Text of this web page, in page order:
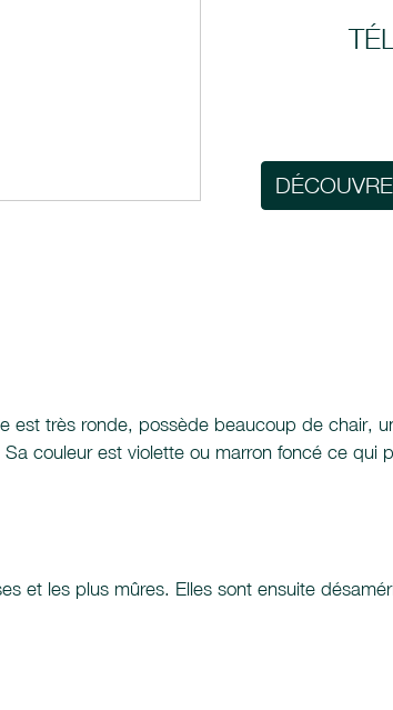
est très ronde, possède beaucoup de chair,
couleur est violette ou marron foncé ce qui
et les plus mûres. Elles sont ensuite